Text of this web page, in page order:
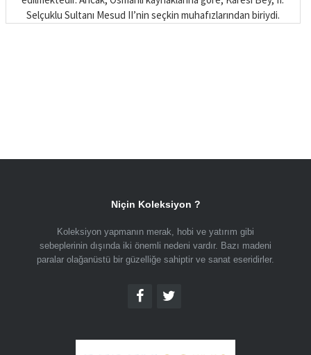
Selçuklu Sultanı Mesud II’nin seçkin muhafızlarından biriydi.
Niçin Koleksiyon ?
Koleksiyon yapmanın merak, hobi ve yatırım gibi
sebeplerinin dışında iki önemli nedeni vardır. Bazı madeni
paralar olağanüstü bir güzelliğe sahiptir ve sanat eseridirler.